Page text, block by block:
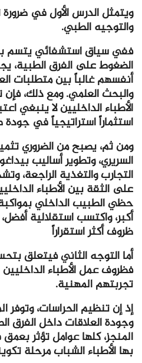
ويتمثل الدرس الأول في ضرورة
والتوجيه الطبي.
ففي سياق استشفائي يتسم
الضغوط على الفرق الطبية،
أنفسهم غالباً بين متطلبات
والبحث العلمي. ومع ذلك،
الأطباء الداخليين لا ينبغي
استثماراً استراتيجياً في
ومن ثم، يصبح من الضروري
السريري، وتطوير أساليب
التجارب والتغذية الراجعة،
على الثقة بين الأطباء
حظي الطبيب الداخلي
أكبر، واكتسب استقلالية
ظروف أكثر استقراراً
أما التوجه الثاني فيتعلق
فظروف عمل الأطباء
تجربتهم المهنية.
إذ إن تنظيم الحراسات، وتوفر
وجودة العلاقات داخل الفرق
المنجز، كلها عوامل تؤثر
بها الأطباء الشباب مرحلة